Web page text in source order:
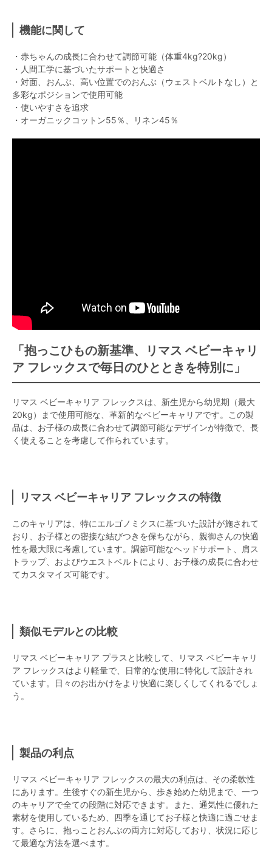
機能に関して
・赤ちゃんの成長に合わせて調節可能（体重4kg?20kg）
・人間工学に基づいたサポートと快適さ
・対面、おんぶ、高い位置でのおんぶ（ウェストベルトなし）と
多彩なポジションで使用可能
・使いやすさを追求
・オーガニックコットン55％、リネン45％
「抱っこひもの新基準、リマス ベビーキャリ
ア フレックスで毎日のひとときを特別に」
リマス ベビーキャリア フレックスは、新生児から幼児期（最大
20kg）まで使用可能な、革新的なベビーキャリアです。この製
品は、お子様の成長に合わせて調節可能なデザインが特徴で、長
く使えることを考慮して作られています。
リマス ベビーキャリア フレックスの特徴
このキャリアは、特にエルゴノミクスに基づいた設計が施されて
おり、お子様との密接な結びつきを保ちながら、親御さんの快適
性を最大限に考慮しています。調節可能なヘッドサポート、肩ス
トラップ、およびウエストベルトにより、お子様の成長に合わせ
てカスタマイズ可能です。
類似モデルとの比較
リマス ベビーキャリア プラスと比較して、リマス ベビーキャリ
ア フレックスはより軽量で、日常的な使用に特化して設計され
ています。日々のお出かけをより快適に楽しくしてくれるでしょ
う。
製品の利点
リマス ベビーキャリア フレックスの最大の利点は、その柔軟性
にあります。生後すぐの新生児から、歩き始めた幼児まで、一つ
のキャリアで全ての段階に対応できます。また、通気性に優れた
素材を使用しているため、四季を通じてお子様と快適に過ごせま
す。さらに、抱っことおんぶの両方に対応しており、状況に応じ
て最適な方法を選べます。